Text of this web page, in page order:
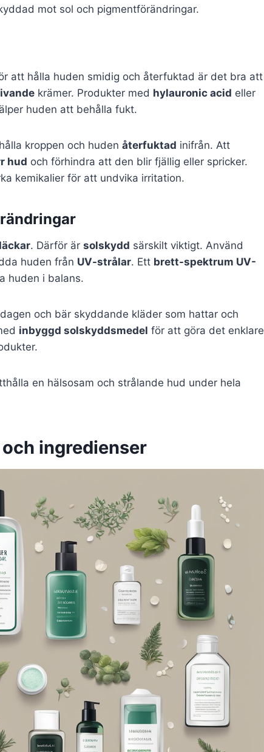
mot sol och pigmentförändringar.
att hålla huden smidig och återfuktad är det bra att
krämer. Produkter med hylauronic acid eller
huden att behålla fukt.
kroppen och huden återfuktad inifrån. Att
hud och förhindra att den blir fjällig eller spricker.
kemikalier för att undvika irritation.
. Därför är solskydd särskilt viktigt. Använd
huden från UV-strålar. Ett brett-spektrum UV-
huden i balans.
och bär skyddande kläder som hattar och
inbyggd solskyddsmedel för att göra det enklare
en hälsosam och strålande hud under hela
ingredienser